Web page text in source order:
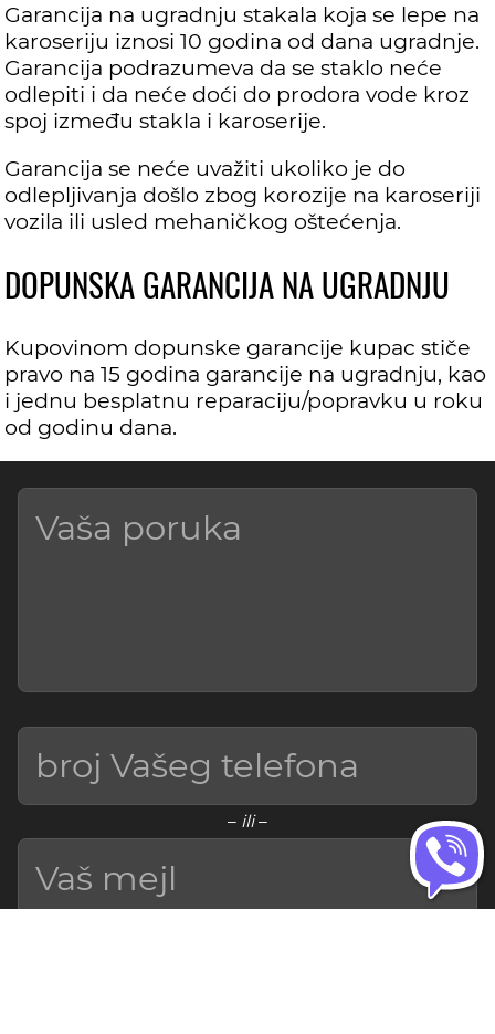
Garancija na ugradnju stakala koja se lepe na
karoseriju iznosi 10 godina od dana ugradnje.
Garancija podrazumeva da se staklo neće
odlepiti i da neće doći do prodora vode kroz
spoj između stakla i karoserije.
Garancija se neće uvažiti ukoliko je do
odlepljivanja došlo zbog korozije na karoseriji
vozila ili usled mehaničkog oštećenja.
DOPUNSKA GARANCIJA NA UGRADNJU
Kupovinom dopunske garancije kupac stiče
pravo na 15 godina garancije na ugradnju, kao
i jednu besplatnu reparaciju/popravku u roku
od godinu dana.
– ili–